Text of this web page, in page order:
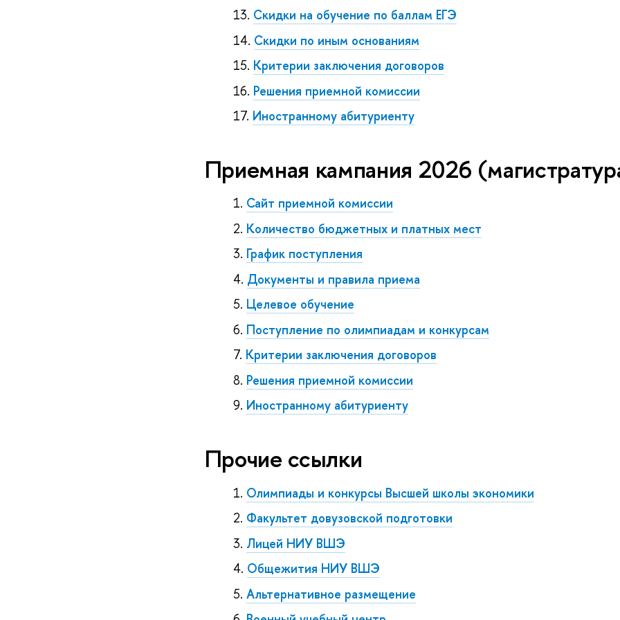
Скидки на обучение по баллам ЕГЭ
Скидки по иным основаниям
Критерии заключения договоров
Решения приемной комиссии
Иностранному абитуриенту
Приемная кампания 2026
Сайт приемной комиссии
Количество бюджетных и платных мест
График поступления
Документы и правила приема
Целевое обучение
Поступление по олимпиадам и конкурсам
Критерии заключения договоров
Решения приемной комиссии
Иностранному абитуриенту
Прочие ссылки
Олимпиады и конкурсы Высшей школы экономики
Факультет довузовской подготовки
Лицей НИУ ВШЭ
Общежития НИУ ВШЭ
Альтернативное размещение